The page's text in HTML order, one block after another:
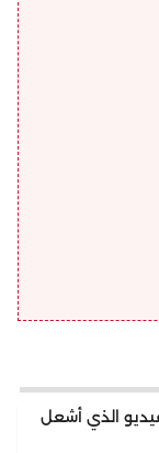
الذي أشعل